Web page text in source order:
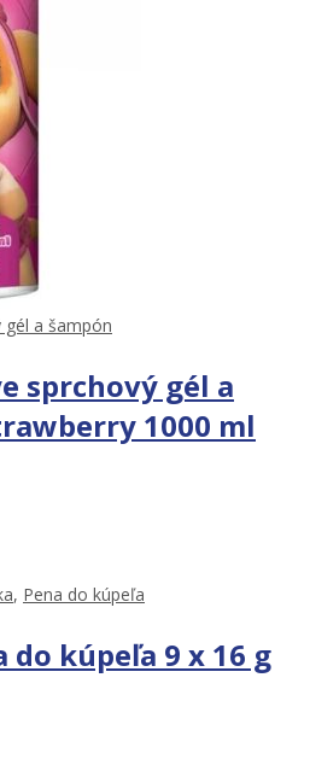
gél a šampón
sprchový gél a
1000 ml
, Pena do kúpeľa
do kúpeľa 9 x 16 g